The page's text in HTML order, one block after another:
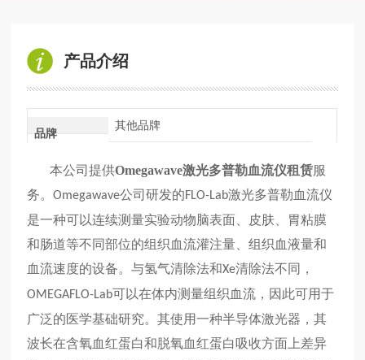
产品介绍
品牌
其他品牌
本公司提供Omegawave激光多普勒血流仪租赁服
务。Omegawave公司研发的FLO-Lab激光多普勒血流仪
是一种可以连续测量实验动物脑表面、皮肤、胃粘膜
和肠道等不同部位的组织血流灌注量、组织血液量和
血流速度的设备。与氢气清除法和Xe清除法不同，
OMEGAFLO-Lab可以在体内测量组织血流，因此可用于
广泛的医学基础研究。其使用一种半导体激光器，其
波长在含氧血红蛋白和脱氧血红蛋白吸收方面上差异